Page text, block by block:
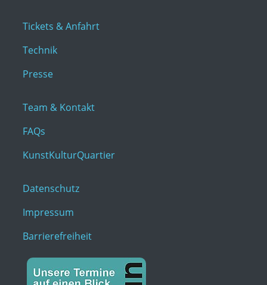
Tickets & Anfahrt
Technik
Presse
Team & Kontakt
FAQs
KunstKulturQuartier
Datenschutz
Impressum
Barrierefreiheit